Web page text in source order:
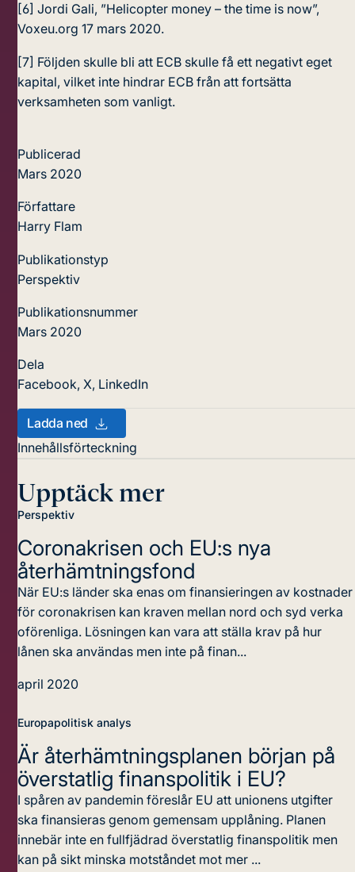
[6] Jordi Gali, ”Helicopter money – the time is now”,
Voxeu.org 17 mars 2020.
[7] Följden skulle bli att ECB skulle få ett negativt eget
kapital, vilket inte hindrar ECB från att fortsätta
verksamheten som vanligt.
Publicerad
Mars 2020
Författare
Harry Flam
Publikationstyp
Perspektiv
Publikationsnummer
Mars 2020
Dela
Facebook,X, LinkedIn
Ladda ned
Innehållsförteckning
Upptäck mer
Perspektiv
Coronakrisen och EU:s nya
återhämtningsfond
När EU:s länder ska enas om finansieringen av kostnader
för coronakrisen kan kraven mellan nord och syd verka
oförenliga. Lösningen kan vara att ställa krav på hur
lånen ska användas men inte på finan...
april 2020
Europapolitisk analys
Är återhämtningsplanen början på
överstatlig finanspolitik i EU?
I spåren av pandemin föreslår EU att unionens utgifter
ska finansieras genom gemensam upplåning. Planen
innebär inte en fullfjädrad överstatlig finanspolitik men
kan på sikt minska motståndet mot mer ...